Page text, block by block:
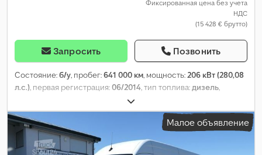
Фиксированная цена без учета
НДС
(15 428 € брутто)
Запросить Позвонить
Состояние:б/у, пробег:641 000 км, мощность:206 кВт (280,08
л.с.), первая регистрация:06/2014, тип топлива:дизель,
, топливо:
водителя:дневная кабина, тип передачи:автоматический,
класс выбросов:
2014, Оборудование:
ABS, гидроборт, электрорегулировка стекол,
электрорегулируемое зеркало ,
Малое объявление